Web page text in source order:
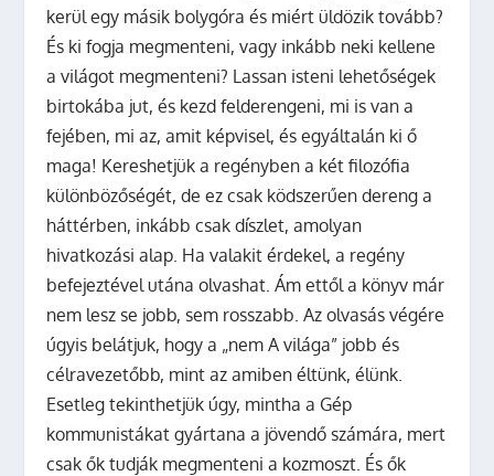
kerül egy másik bolygóra és miért üldözik tovább?
És ki fogja megmenteni, vagy inkább neki kellene
a világot megmenteni? Lassan isteni lehetőségek
birtokába jut, és kezd felderengeni, mi is van a
fejében, mi az, amit képvisel, és egyáltalán ki ő
maga! Kereshetjük a regényben a két filozófia
különbözőségét, de ez csak ködszerűen dereng a
háttérben, inkább csak díszlet, amolyan
hivatkozási alap. Ha valakit érdekel, a regény
befejeztével utána olvashat. Ám ettől a könyv már
nem lesz se jobb, sem rosszabb. Az olvasás végére
úgyis belátjuk, hogy a „nem A világa” jobb és
célravezetőbb, mint az amiben éltünk, élünk.
Esetleg tekinthetjük úgy, mintha a Gép
kommunistákat gyártana a jövendő számára, mert
csak ők tudják megmenteni a kozmoszt. És ők